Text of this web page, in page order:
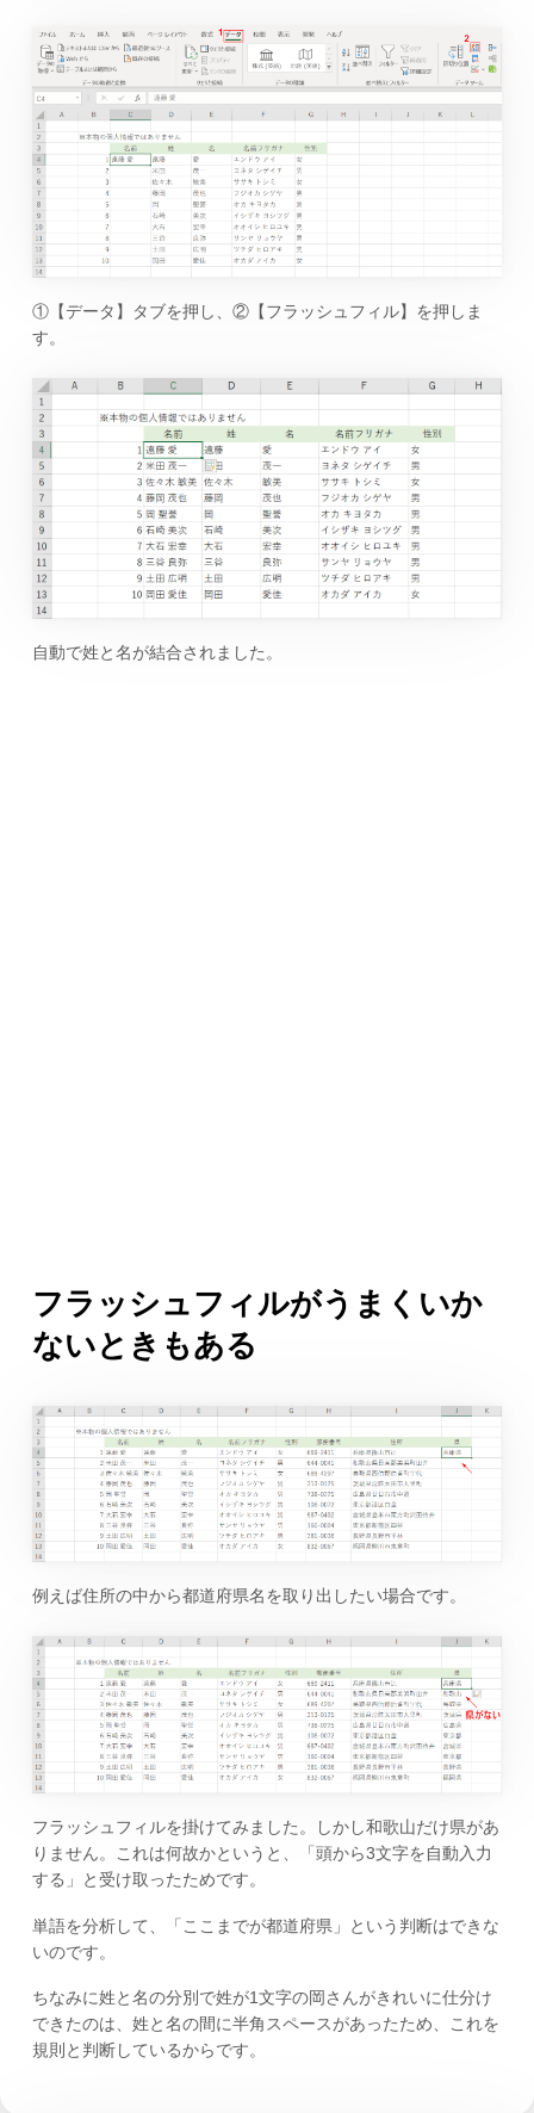
①【データ】タブを押し、②【フラッシュフィル】を押しま
す。
自動で姓と名が結合されました。
フラッシュフィルがうまくいか
ないときもある
例えば住所の中から都道府県名を取り出したい場合です。
フラッシュフィルを掛けてみました。しかし和歌山だけ県があ
りません。これは何故かというと、「頭から3文字を自動入力
する」と受け取ったためです。
単語を分析して、「ここまでが都道府県」という判断はできな
いのです。
ちなみに姓と名の分別で姓が1文字の岡さんがきれいに仕分け
できたのは、姓と名の間に半角スペースがあったため、これを
規則と判断しているからです。